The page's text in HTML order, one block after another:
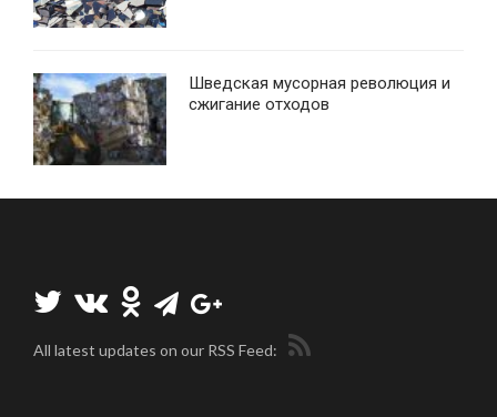
Шведская мусорная революция и
сжигание отходов
All latest updates on our RSS Feed: